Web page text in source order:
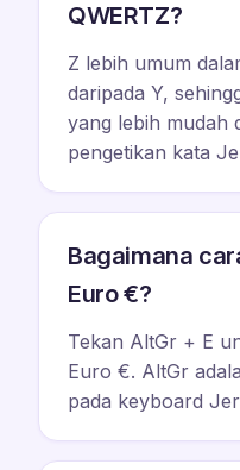
QWERTZ?
Z lebih umum
daripada Y,
yang lebih mudah
pengetikan kata
Bagaimana
Euro €?
Tekan AltGr + E
Euro €. AltGr
pada keyboard